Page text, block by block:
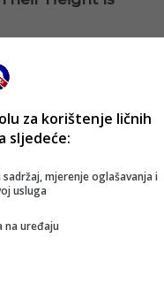
za korištenje ličnih
sljedeće:
mjerenje oglašavanja i
usluga
na uređaju